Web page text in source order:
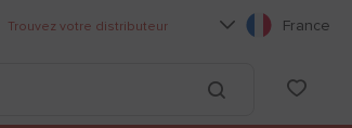
Trouvez votre distributeur Choisissez votre
France
Lancer la